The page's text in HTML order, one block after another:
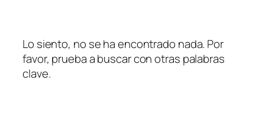
Lo siento, no se ha encontrado nada. Por
favor, prueba a buscar con otras palabras
clave.